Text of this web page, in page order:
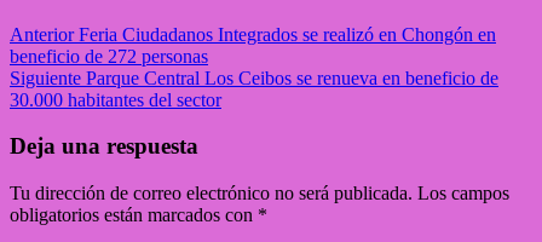
AnteriorFeria Ciudadanos Integrados se realizó en Chongón en
beneficio de 272 personas
Siguiente Parque Central Los Ceibos se renueva en beneficio de
30.000 habitantes del sector
Deja una respuesta
Tu dirección de correo electrónico no será publicada. Los campos
obligatorios están marcados con *